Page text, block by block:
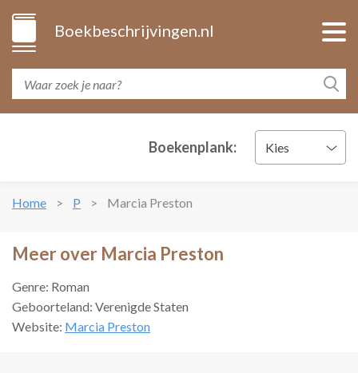
Boekbeschrijvingen.nl
Boekenplank: Kies
Home P Marcia Preston
Meer over Marcia Preston
Genre: Roman
Geboorteland: Verenigde Staten
Website: Marcia Preston